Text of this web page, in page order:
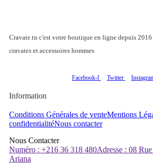
Cravate.tn c'est votre boutique en ligne depuis
cravates et accessoires hommes
Facebook-f Twitter
Information
Conditions Générales de venteMentions
confidentialitéNous contacter
Nous Contacter
Numéro : +216 36 318 480Adresse : 08
Ariana